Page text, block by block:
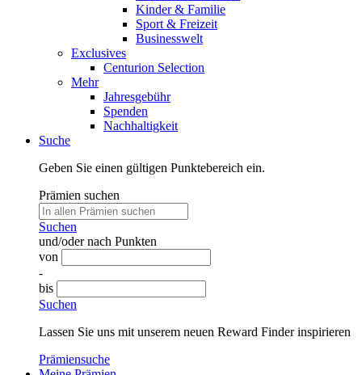
Kinder & Familie
Sport & Freizeit
Businesswelt
Exclusives
Centurion Selection
Mehr
Jahresgebühr
Spenden
Nachhaltigkeit
Suche
Geben Sie einen gültigen Punktebereich ein.
Prämien suchen
Suchen
und/oder nach Punkten
von
-
bis
Suchen
Lassen Sie uns mit unserem neuen Reward Finder inspirieren
Prämiensuche